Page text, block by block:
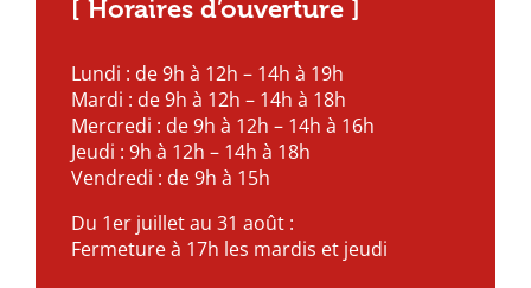
[ Horaires d’ouverture ]
Lundi : de 9h à 12h – 14h à 19h
Mardi : de 9h à 12h – 14h à 18h
Mercredi : de 9h à 12h – 14h à 16h
Jeudi : 9h à 12h – 14h à 18h
Vendredi : de 9h à 15h
Du 1er juillet au 31 août :
Fermeture à 17h les mardis et jeudi